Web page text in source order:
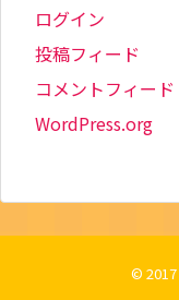
ログイン
投稿フィード
コメントフィード
WordPress.org
© 2017